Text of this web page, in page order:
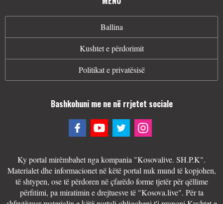
Ballina
Kushtet e përdorimit
Politikat e privatësisë
Bashkohuni me ne në rrjetet sociale
Ky portal mirëmbahet nga kompania "Kosovalive. SH.P.K".
Materialet dhe informacionet në këtë portal nuk mund të kopjohen,
të shtypen, ose të përdoren në çfarëdo forme tjetër për qëllime
përfitimi, pa miratimin e drejtuesve të "Kosova.live". Për ta